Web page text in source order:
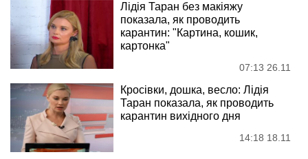
Лідія Таран без макіяжу
показала, як проводить
карантин: "Картина, кошик,
картонка"
07:13 26.11
Кросівки, дошка, весло: Лідія
Таран показала, як проводить
карантин вихідного дня
14:18 18.11